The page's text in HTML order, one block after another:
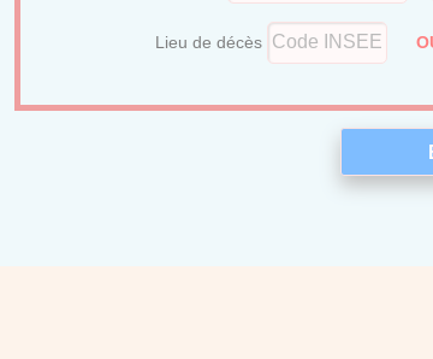
Lieu de décès